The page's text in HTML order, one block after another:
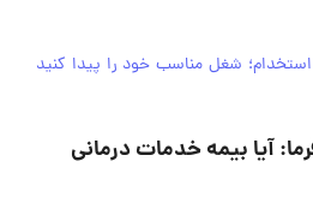
شغل مناسب خود را پیدا کنید
آیا بیمه خدمات درمانی